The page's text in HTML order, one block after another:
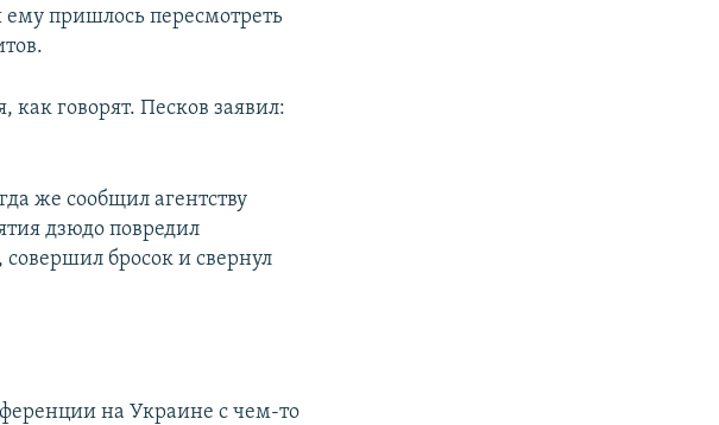
пришлось пересмотреть
как говорят. Песков заявил:
же сообщил агентству
дзюдо повредил
бросок и свернул
на Украине с чем-то